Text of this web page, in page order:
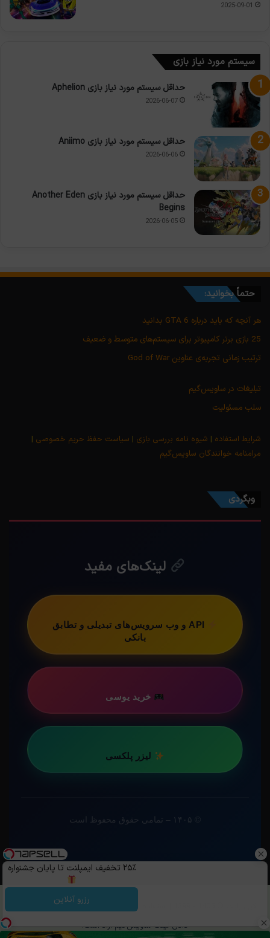
2025-09-01
سیستم مورد نیاز بازی
حداقل سیستم مورد نیاز بازی Aphelion
2026-06-07
حداقل سیستم مورد نیاز بازی Aniimo
2026-06-06
حداقل سیستم مورد نیاز بازی Another Eden
Begins
2026-06-05
حتماً بخوانید:
هر آنچه که باید درباره GTA 6 بدانید
25 بازی برتر کامپیوتر برای سیستم‌های متوسط و ضعیف
ترتیب زمانی تجربه‌ی عناوین God of War
تبلیغات در ساویس‌گیم
سلب مسئولیت
شرایط استفاده | شیوه نامه بررسی بازی | سیاست حفظ حریم خصوصی |
مرامنامه خوانندگان ساویس‌گیم
وبگردی
لینک‌های مفید
API و وب سرویس‌های تبدیلی و تطابق
بانکی
خرید یوسی
لیزر پلکسی
کپی رایت ©️ 1405 - 1399 | استفاده از مطالب ساویس‌گیم با ذکر منبع و قرار
دادن لینک ساویس‌گیم آزاد است.
۲۵٪ تخفیف ایمپلنت تا پایان جشنواره
رزرو آنلاین